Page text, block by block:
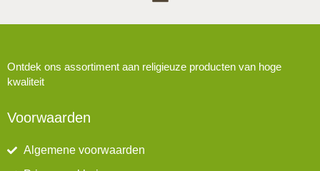
Ontdek ons assortiment aan religieuze producten van hoge
kwaliteit
Voorwaarden
Algemene voorwaarden